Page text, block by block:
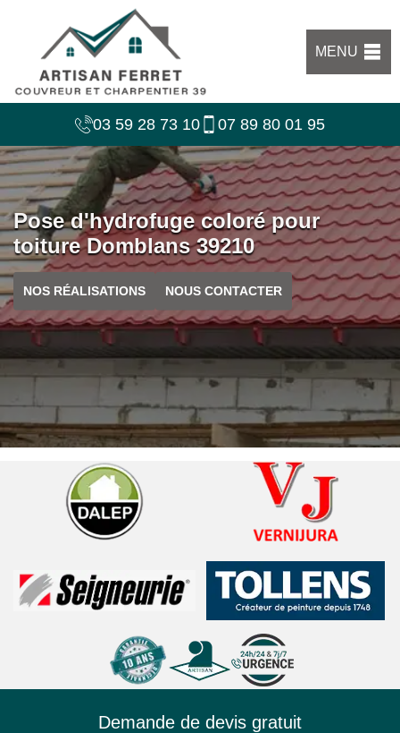
MENU
03 59 28 73 10 07 89 80 01 95
Pose d'hydrofuge coloré pour
toiture Domblans 39210
NOS RÉALISATIONS NOUS CONTACTER
Demande de devis gratuit